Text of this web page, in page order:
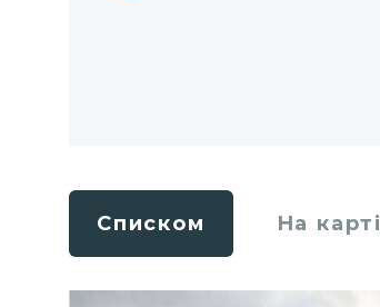
Списком На карті